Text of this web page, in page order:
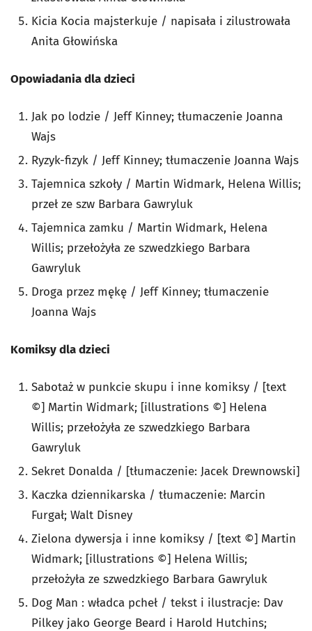
Kicia Kocia majsterkuje / napisała i zilustrowała
Anita Głowińska
Opowiadania dla dzieci
Jak po lodzie / Jeff Kinney; tłumaczenie Joanna
Wajs
Ryzyk-fizyk / Jeff Kinney; tłumaczenie Joanna Wajs
Tajemnica szkoły / Martin Widmark, Helena Willis;
przeł ze szw Barbara Gawryluk
Tajemnica zamku / Martin Widmark, Helena
Willis; przełożyła ze szwedzkiego Barbara
Gawryluk
Droga przez mękę / Jeff Kinney; tłumaczenie
Joanna Wajs
Komiksy dla dzieci
Sabotaż w punkcie skupu i inne komiksy / [text
©] Martin Widmark; [illustrations ©] Helena
Willis; przełożyła ze szwedzkiego Barbara
Gawryluk
Sekret Donalda / [tłumaczenie: Jacek Drewnowski]
Kaczka dziennikarska / tłumaczenie: Marcin
Furgał; Walt Disney
Zielona dywersja i inne komiksy / [text ©] Martin
Widmark; [illustrations ©] Helena Willis;
przełożyła ze szwedzkiego Barbara Gawryluk
Dog Man : władca pcheł / tekst i ilustracje: Dav
Pilkey jako George Beard i Harold Hutchins;